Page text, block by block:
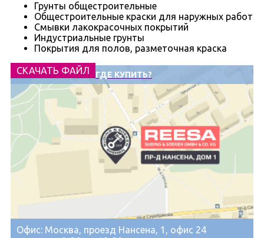
Грунты общестроительные
Общестроительные краски для наружных работ
Смывки лакокрасочных покрытий
Индустриальные грунты
Покрытия для полов, разметочная краска
СКАЧАТЬ ФАЙЛ ГДЕ КУПИТЬ?
Офис: Москва, проезд Нансена, 1, офис 24